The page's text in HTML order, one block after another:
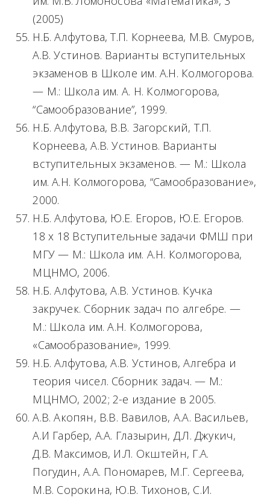
(2005)
Н.Б. Алфутова, Т.П. Корнеева, М.В. Смуров,
А.В. Устинов. Варианты вступительных
экзаменов в Школе им. А.Н. Колмогорова.
— М.: Школа им. А. Н. Колмогорова,
“Самообразование”, 1999.
Н.Б. Алфутова, В.В. Загорский, Т.П.
Корнеева, А.В. Устинов. Варианты
вступительных экзаменов. — М.: Школа
им. А.Н. Колмогорова, “Самообразование»,
2000.
Н.Б. Алфутова, Ю.Е. Егоров, Ю.Е. Егоров.
18 х 18 Вступительные задачи ФМШ при
МГУ — М.: Школа им. А.Н. Колмогорова,
МЦНМО, 2006.
Н.Б. Алфутова, А.В. Устинов. Кучка
закручек. Сборник задач по алгебре. —
М.: Школа им. А.Н. Колмогорова,
«Самообразование», 1999.
Н.Б. Алфутова, А.В. Устинов, Алгебра и
теория чисел. Сборник задач. — М.:
МЦНМО, 2002; 2-е издание в 2005.
А.В. Акопян, В.В. Вавилов, А.А. Васильев,
А.И Гарбер, А.А. Глазырин, Д.Л. Джукич,
Д.В. Максимов, И.Л. Окштейн, Г.А.
Погудин, А.А. Пономарев, М.Г. Сергеева,
М.В. Сорокина, Ю.В. Тихонов, С.И.